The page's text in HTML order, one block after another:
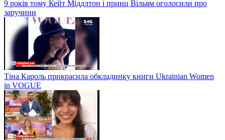
9 років тому Кейт Міддлтон і принц Вільям оголосили про
заручини
Тіна Кароль прикрасила обкладинку книги Ukrainian Women
in VOGUE